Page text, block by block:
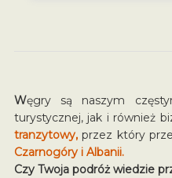
Węgry są naszym
turystycznej, jak i również
tranzytowy,przez który
Czarnogóry i Albanii.
Czy Twoja podróż wiedzie